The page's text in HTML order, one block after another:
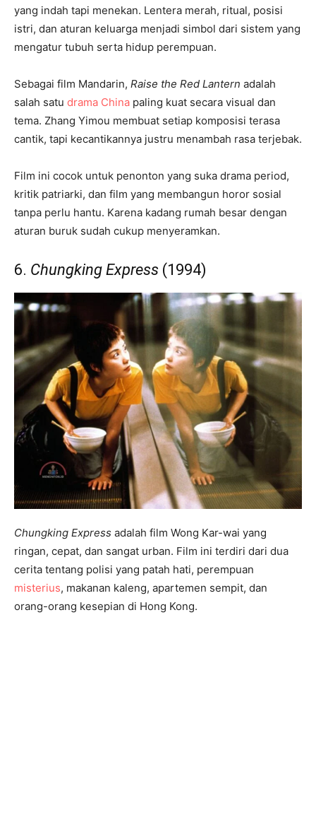
yang indah tapi menekan. Lentera merah, ritual, posisi
istri, dan aturan keluarga menjadi simbol dari sistem yang
mengatur tubuh serta hidup perempuan.
Sebagai film Mandarin, Raise the Red Lantern adalah
salah satu drama China paling kuat secara visual dan
tema. Zhang Yimou membuat setiap komposisi terasa
cantik, tapi kecantikannya justru menambah rasa terjebak.
Film ini cocok untuk penonton yang suka drama period,
kritik patriarki, dan film yang membangun horor sosial
tanpa perlu hantu. Karena kadang rumah besar dengan
aturan buruk sudah cukup menyeramkan.
6. Chungking Express (1994)
Chungking Express adalah film Wong Kar-wai yang
ringan, cepat, dan sangat urban. Film ini terdiri dari dua
cerita tentang polisi yang patah hati, perempuan
misterius, makanan kaleng, apartemen sempit, dan
orang-orang kesepian di Hong Kong.